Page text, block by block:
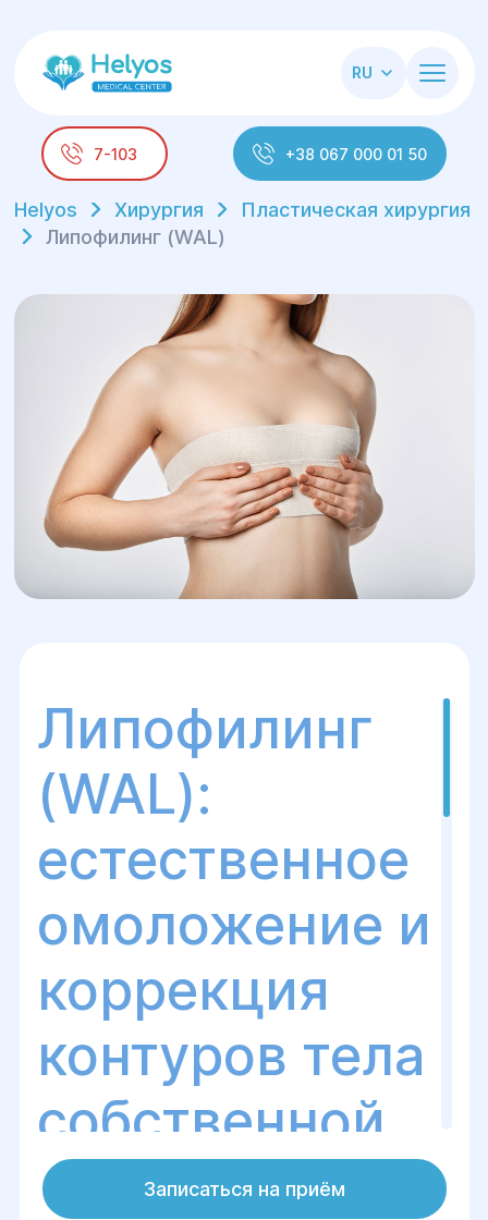
RU
7-103 +38 067 000 01 50
Helyos Хирургия
Пластическая хирургия
Липофилинг (WAL)
Липофилинг
(WAL):
естественное
омоложение и
коррекция
контуров тела
собственной
жировой
Записаться на приём